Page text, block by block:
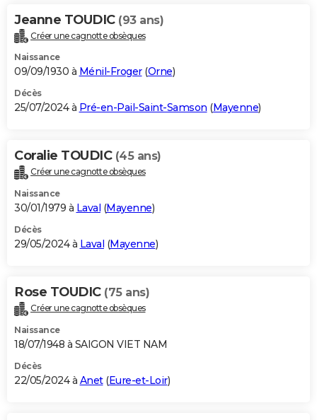
Jeanne TOUDIC (93 ans)
Créer une cagnotte obsèques
Naissance
09/09/1930 à Ménil-Froger(Orne)
Décès
25/07/2024 à Pré-en-Pail-Saint-Samson (Mayenne)
Coralie TOUDIC (45 ans)
Créer une cagnotte obsèques
Naissance
30/01/1979 à Laval (Mayenne)
Décès
29/05/2024 à Laval (Mayenne)
Rose TOUDIC (75 ans)
Créer une cagnotte obsèques
Naissance
18/07/1948 à SAIGON VIET NAM
Décès
22/05/2024 à Anet(Eure-et-Loir)